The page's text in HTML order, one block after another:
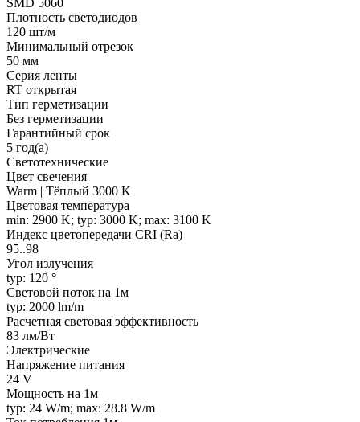
Плотность светодиодов
120 шт/м
Минимальный отрезок
50 мм
Серия ленты
RT открытая
Тип герметизации
Без герметизации
Гарантийный срок
5 год(а)
Светотехнические
Цвет свечения
Warm | Тёплый 3000 K
Цветовая температура
min: 2900 K; typ: 3000 K; max: 3100 K
Индекс цветопередачи CRI (Ra)
95..98
Угол излучения
typ: 120 °
Световой поток на 1м
typ: 2000 lm/m
Расчетная световая эффективность
83 лм/Вт
Электрические
Напряжение питания
24 V
Мощность на 1м
typ: 24 W/m; max: 28.8 W/m